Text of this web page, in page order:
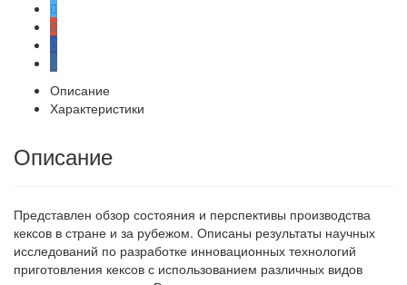
Описание
Характеристики
Описание
Представлен обзор состояния и перспективы производства
кексов в стране и за рубежом. Описаны результаты научных
исследований по разработке инновационных технологий
приготовления кексов с использованием различных видов